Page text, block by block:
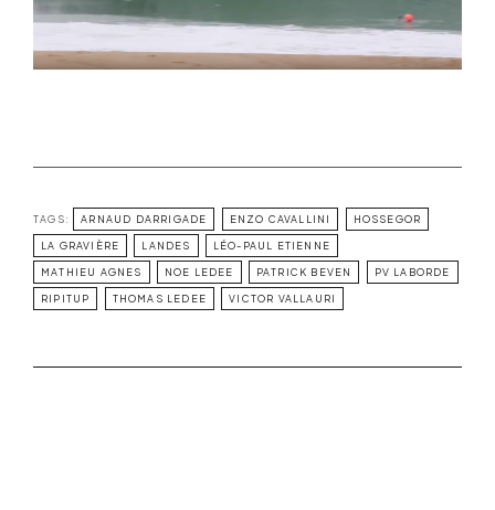
TAGS: ARNAUD DARRIGADE ENZO CAVALLINI HOSSEGOR
LA GRAVIÈRE LANDES LÉO-PAUL ETIENNE
MATHIEU AGNES NOE LEDEE PATRICK BEVEN PV LABORDE
RIPITUP THOMAS LEDEE VICTOR VALLAURI